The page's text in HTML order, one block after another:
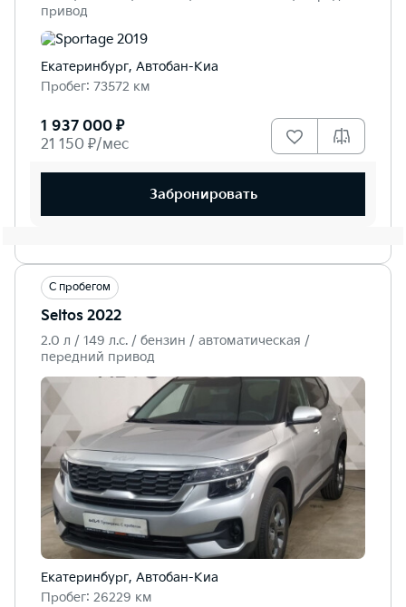
привод
Екатеринбург, Автобан-Киа
Пробег: 73572 км
1 937 000 ₽
21 150 ₽/мес
Забронировать
С пробегом
Seltos 2022
2.0 л / 149 л.c. / бензин / автоматическая /
передний привод
Екатеринбург, Автобан-Киа
Пробег: 26229 км